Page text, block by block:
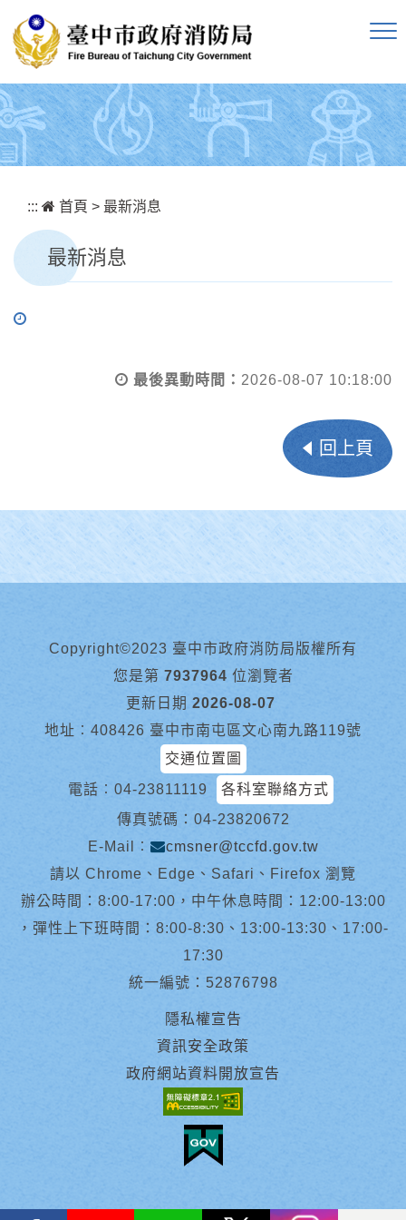
::: 首頁 > 最新消息
最新消息
最後異動時間： 2026-08-07 10:18:00
回上頁
Copyright©2023 臺中市政府消防局版權所有
您是第 7937964 位瀏覽者
更新日期 2026-08-07
地址︰408426 臺中市南屯區文心南九路119號
交通位置圖
電話︰ 04-23811119
各科室聯絡方式
傳真號碼：04-23820672
E-Mail︰
cmsner@tccfd.gov.tw
請以 Chrome、Edge、Safari、Firefox 瀏覽
辦公時間：8:00-17:00，中午休息時間：12:00-13:00
，彈性上下班時間：8:00-8:30、13:00-13:30、17:00-
17:30
統一編號：52876798
隱私權宣告
資訊安全政策
政府網站資料開放宣告